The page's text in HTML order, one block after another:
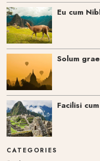
Eu cum
Solum
Facilisi
CATEGORIES